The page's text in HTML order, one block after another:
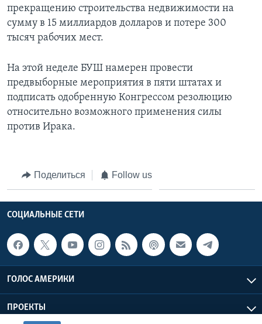
прекращению строительства недвижимости на
сумму в 15 миллиардов долларов и потере 300
тысяч рабочих мест.
На этой неделе БУШ намерен провести
предвыборные мероприятия в пяти штатах и
подписать одобренную Конгрессом резолюцию
относительно возможного применения силы
против Ирака.
Поделиться Follow us
СОЦИАЛЬНЫЕ СЕТИ
ГОЛОС АМЕРИКИ
ПРОЕКТЫ